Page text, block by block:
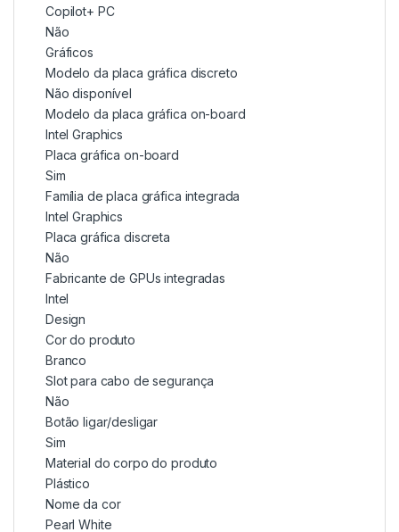
Copilot+ PC
Não
Gráficos
Modelo da placa gráfica discreto
Não disponível
Modelo da placa gráfica on-board
Intel Graphics
Placa gráfica on-board
Sim
Família de placa gráfica integrada
Intel Graphics
Placa gráfica discreta
Não
Fabricante de GPUs integradas
Intel
Design
Cor do produto
Branco
Slot para cabo de segurança
Não
Botão ligar/desligar
Sim
Material do corpo do produto
Plástico
Nome da cor
Pearl White